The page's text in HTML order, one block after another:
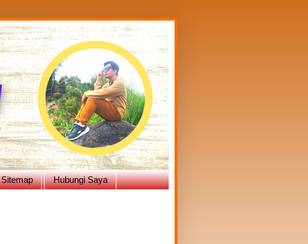
Sitemap Hubungi Saya